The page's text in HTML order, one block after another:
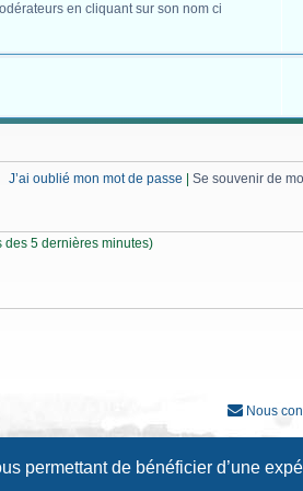
permettant de bénéficier d’une
en cliquant sur son nom ci
J’ai oublié mon mot de passe Se souvenir de
des 5 dernières minutes)
Nous
française officielle©Qiaeru